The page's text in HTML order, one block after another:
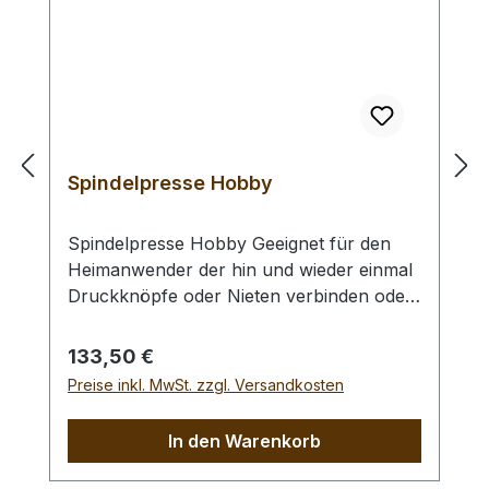
Spindelpresse Hobby
Spindelpresse Hobby Geeignet für den
Heimanwender der hin und wieder einmal
Druckknöpfe oder Nieten verbinden oder
die Verwendung benötigen Sie die den
Druckknöpfen oder Nieten
entsprechenden Werkzeugeinsätze oder
Bei der Bestellung einer Spindelpresse
sind keine Werkzeugeinsätze inbegriffen.
Regulärer Preis:
133,50 €
Preise inkl. MwSt. zzgl. Versandkosten
In den Warenkorb